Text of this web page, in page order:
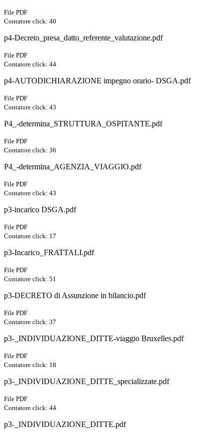
File PDF
Contatore click: 40
p4-Decreto_presa_datto_referente_valutazione.pdf
File PDF
Contatore click: 44
p4-AUTODICHIARAZIONE impegno orario- DSGA.pdf
File PDF
Contatore click: 43
P4_-determina_STRUTTURA_OSPITANTE.pdf
File PDF
Contatore click: 36
P4_-determina_AGENZIA_VIAGGIO.pdf
File PDF
Contatore click: 43
p3-incarico DSGA.pdf
File PDF
Contatore click: 17
p3-Incarico_FRATTALI.pdf
File PDF
Contatore click: 51
p3-DECRETO di Assunzione in bilancio.pdf
File PDF
Contatore click: 37
p3-_INDIVIDUAZIONE_DITTE-viaggio Bruxelles.pdf
File PDF
Contatore click: 18
p3-_INDIVIDUAZIONE_DITTE_specializzate.pdf
File PDF
Contatore click: 44
p3-_INDIVIDUAZIONE_DITTE.pdf